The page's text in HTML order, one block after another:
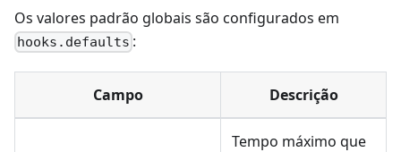
Os valores padrão globais são configurados em
hooks.defaults :
Campo Descrição
Tempo máximo que